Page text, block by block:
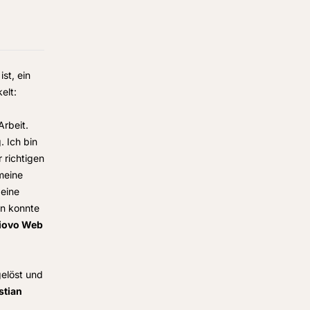
ein
Ich bin
richtigen
konnte
Web
und